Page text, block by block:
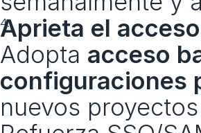
Aprieta el
Adopta acceso
configuraciones
nuevos